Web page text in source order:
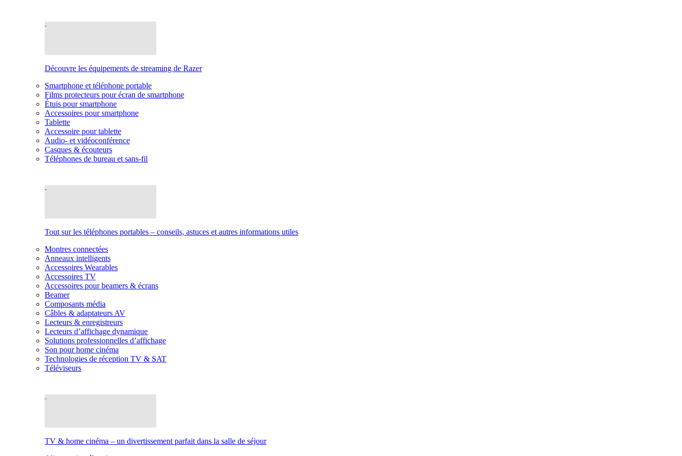
Découvre les équipements de streaming de Razer
Smartphone et téléphone portable
Films protecteurs pour écran de smartphone
Étuis pour smartphone
Accessoires pour smartphone
Tablette
Accessoire pour tablette
Audio- et vidéoconférence
Casques & écouteurs
Téléphones de bureau et sans-fil
Tout sur les téléphones portables – conseils, astuces et autres informations utiles
Montres connectées
Anneaux intelligents
Accessoires Wearables
Accessoires TV
Accessoires pour beamers & écrans
Beamer
Composants média
Câbles & adaptateurs AV
Lecteurs & enregistreurs
Lecteurs d’affichage dynamique
Solutions professionnelles d’affichage
Son pour home cinéma
Technologies de réception TV & SAT
Téléviseurs
TV & home cinéma – un divertissement parfait dans la salle de séjour